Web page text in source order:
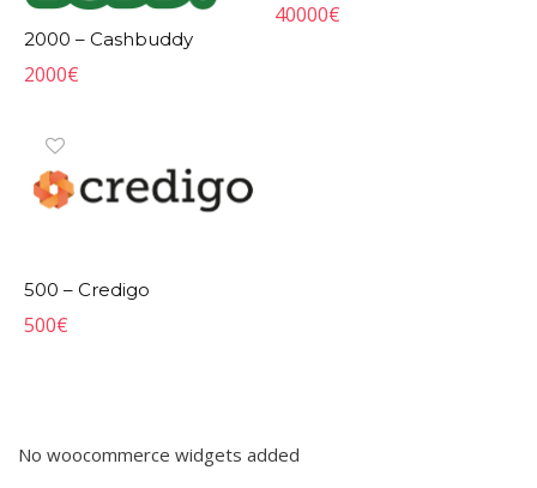
2000 – Cashbuddy
2000€
40000€
500 – Credigo
500€
No woocommerce widgets added